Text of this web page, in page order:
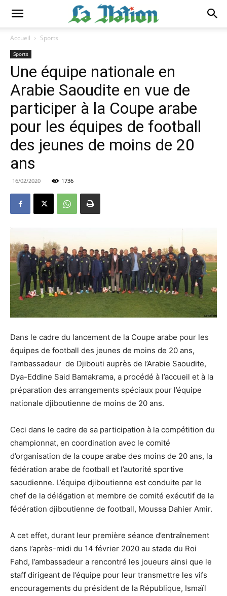
Accueil Sports
Sports
Une équipe nationale en
Arabie Saoudite en vue de
participer à la Coupe arabe
pour les équipes de football
des jeunes de moins de 20
ans
16/02/2020 1736
Dans le cadre du lancement de la Coupe arabe pour les
équipes de football des jeunes de moins de 20 ans,
l’ambassadeur de Djibouti auprès de l’Arabie Saoudite,
Dya-Eddine Said Bamakrama, a procédé à l’accueil et à la
préparation des arrangements spéciaux pour l’équipe
nationale djiboutienne de moins de 20 ans.
Ceci dans le cadre de sa participation à la compétition du
championnat, en coordination avec le comité
d’organisation de la coupe arabe des moins de 20 ans, la
fédération arabe de football et l’autorité sportive
saoudienne. L’équipe djiboutienne est conduite par le
chef de la délégation et membre de comité exécutif de la
fédération djiboutienne de football, Moussa Dahier Amir.
A cet effet, durant leur première séance d’entraînement
dans l’après-midi du 14 février 2020 au stade du Roi
Fahd, l’ambassadeur a rencontré les joueurs ainsi que le
staff dirigeant de l’équipe pour leur transmettre les vifs
encouragements du président de la République, Ismaïl